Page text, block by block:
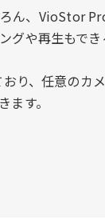
ん、VioStor
グや再生もでき
り、任意のカ
す。